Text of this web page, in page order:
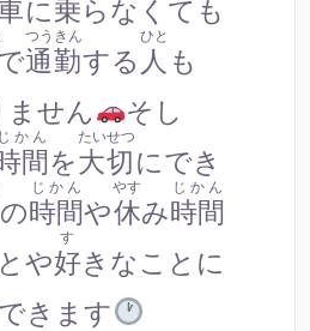
に乗らなくても
通勤
つうきん
する 人
ひと
も
ません
そし
間
じかん
を大切
たいせつ
にでき
の時間
じかん
や休
やす
み時間
じかん
や好
す
きなことに
きます